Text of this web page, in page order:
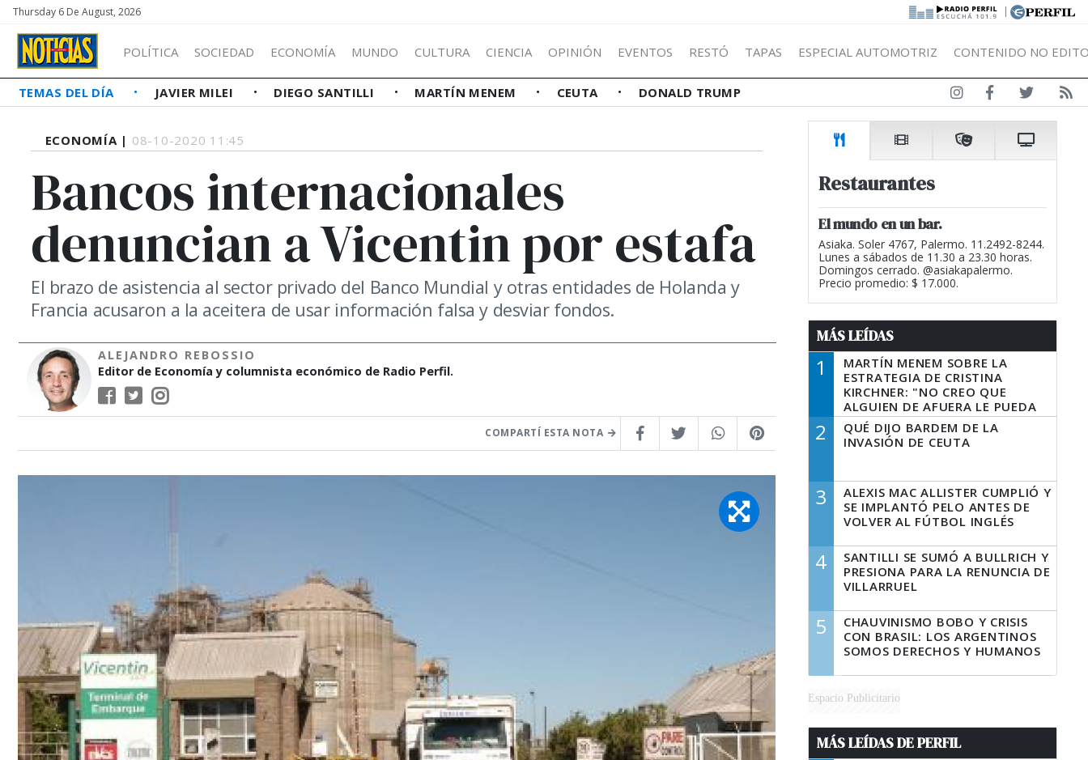
Thursday 6 De August, 2026 |
POLÍTICA SOCIEDAD ECONOMÍA MUNDO CULTURA CIENCIA OPINIÓN EVENTOS RESTÓ TAPAS ESPECIAL AUTOMOTRIZ CONTENIDO NO
TEMAS DEL DÍA JAVIER MILEI DIEGO SANTILLI MARTÍN MENEM CEUTA DONALD TRUMP
ECONOMÍA | 08-10-2020 11:45
Bancos internacionales
denuncian a Vicentin por estafa
El brazo de asistencia al sector privado del Banco Mundial y otras entidades de Holanda y
Francia acusaron a la aceitera de usar información falsa y desviar fondos.
ALEJANDRO REBOSSIO
Editor de Economía y columnista económico de Radio Perfil.
COMPARTÍ ESTA NOTA
Restaurantes
El mundo en un bar.
Asiaka. Soler 4767, Palermo. 11.2492-8244.
Lunes a sábados de 11.30 a 23.30 horas.
Domingos cerrado. @asiakapalermo.
Precio promedio: $ 17.000.
MÁS LEÍDAS
1
MARTÍN MENEM SOBRE LA
ESTRATEGIA DE CRISTINA
KIRCHNER: "NO CREO QUE
ALGUIEN DE AFUERA LE PUEDA
DECIR A LA JUSTICIA LO QUE
TIENE QUE HACER"
2
QUÉ DIJO BARDEM DE LA
INVASIÓN DE CEUTA
3
ALEXIS MAC ALLISTER CUMPLIÓ Y
SE IMPLANTÓ PELO ANTES DE
VOLVER AL FÚTBOL INGLÉS
4
SANTILLI SE SUMÓ A BULLRICH Y
PRESIONA PARA LA RENUNCIA DE
VILLARRUEL
5
CHAUVINISMO BOBO Y CRISIS
CON BRASIL: LOS ARGENTINOS
SOMOS DERECHOS Y HUMANOS
Espacio Publicitario
MÁS LEÍDAS DE PERFIL